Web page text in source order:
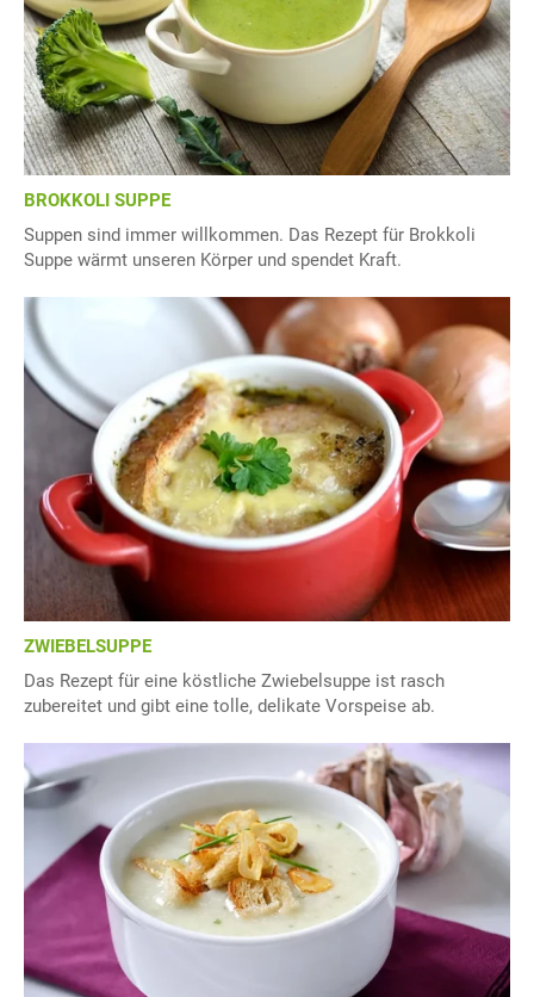
BROKKOLI SUPPE
Suppen sind immer willkommen. Das Rezept für Brokkoli
Suppe wärmt unseren Körper und spendet Kraft.
ZWIEBELSUPPE
Das Rezept für eine köstliche Zwiebelsuppe ist rasch
zubereitet und gibt eine tolle, delikate Vorspeise ab.